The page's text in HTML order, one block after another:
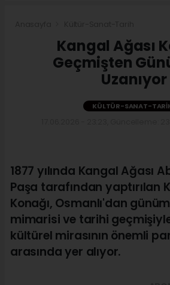
Kangal Ağası
Geçmişten
Uzanıyor
KÜLTÜR-SANAT-
1877 yılında Kangal Ağası
Paşa tarafından yaptırılan
Konağı, Osmanlı'dan
mimarisi ve tarihi
kültürel mirasının önemli
arasında yer alıyor.